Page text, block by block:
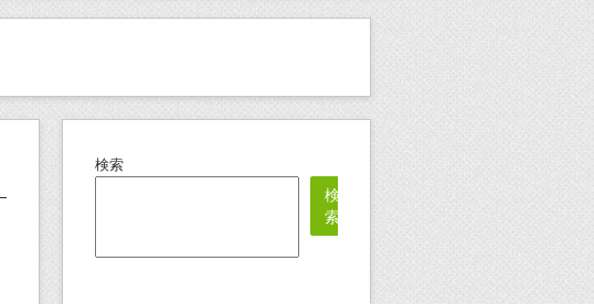
検索
検
索